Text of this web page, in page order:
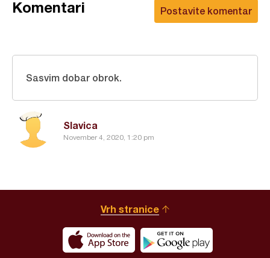
Postavite komentar
Komentari
Slavica
November 4, 2020, 1:20 pm
Sasvim dobar obrok.
Vrh stranice